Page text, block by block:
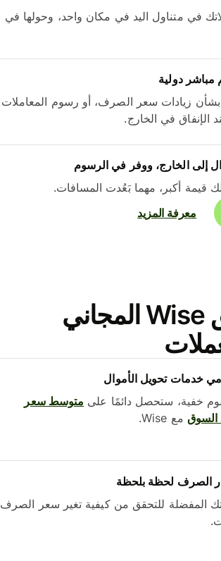
في متناول اليد في مكان واحد، وحولها في
دولية
زيادات سعر الصرف، أو رسوم المعاملات
في الخارج.
الخارج، ووفر في الرسوم
قيمة أكبر، مهما بَعُدت المسافات.
معرفة المزيد
نزّل تطبيق Wise المجاني
خدمات تحويل الأموال
خفية، ستحصل دائمًا علىمتوسط ​​سعر
مع Wise.
الصرف لحظة بلحظة
المفضلة للتحقق من كيفية تغير سعر الصرف